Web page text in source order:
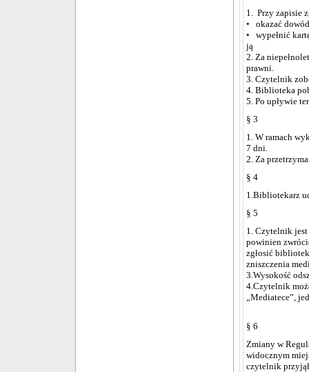
1. Przy zapisie
• okazać
• wypełnić
ją
2. Za
prawni.
3. Czytelnik
4. Biblioteka
5. Po upływie
§ 3
1. W ramach
7 dni.
2. Za
§ 4
1.Bibliotekarz
§ 5
1. Czytelnik
powinien
zgłosić
zniszczenia
3.Wysokość
4.Czytelnik
„Mediatece”,
§ 6
Zmiany w
widocznym
czytelnik